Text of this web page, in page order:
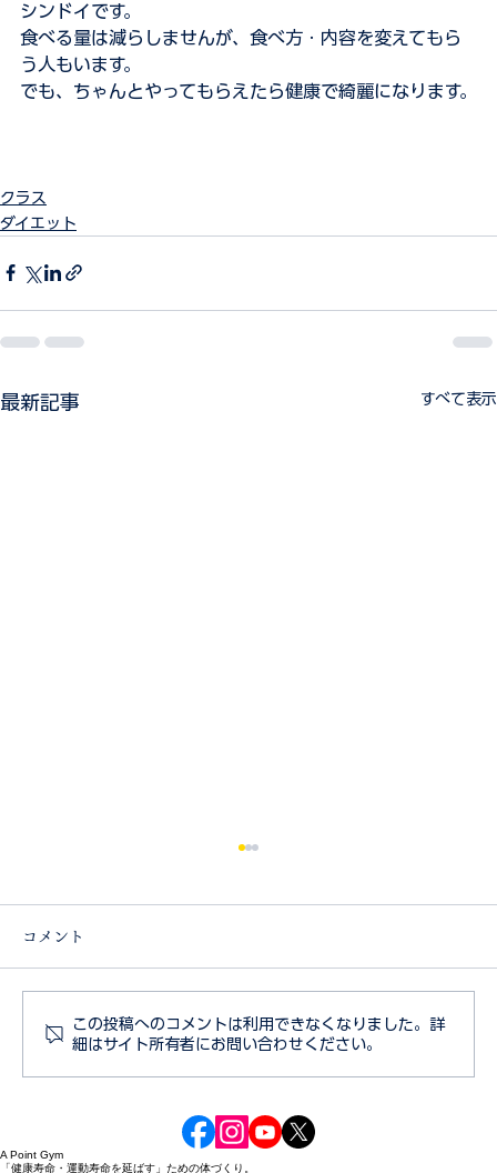
シンドイです。
食べる量は減らしませんが、食べ方・内容を変えてもら
う人もいます。
でも、ちゃんとやってもらえたら健康で綺麗になります。
クラス
ダイエット
最新記事 すべて表示
謹賀新年 2022
コメント
この投稿へのコメントは利用できなくなりました。詳
細はサイト所有者にお問い合わせください。
A Point Gym
「健康寿命・運動寿命を延ばす」ための体づくり。